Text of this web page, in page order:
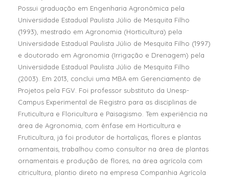
Possui graduação em Engenharia Agronômica pela
Universidade Estadual Paulista Júlio de Mesquita Filho
(1993), mestrado em Agronomia (Horticultura) pela
Universidade Estadual Paulista Júlio de Mesquita Filho (1997)
e doutorado em Agronomia (Irrigação e Drenagem) pela
Universidade Estadual Paulista Júlio de Mesquita Filho
(2003). Em 2013, conclui uma MBA em Gerenciamento de
Projetos pela FGV. Foi professor substituto da Unesp-
Campus Experimental de Registro para as disciplinas de
Fruticultura e Floricultura e Paisagismo. Tem experiência na
área de Agronomia, com ênfase em Horticultura e
Fruticultura, já foi produtor de hortaliças, flores e plantas
ornamentais, trabalhou como consultor na área de plantas
ornamentais e produção de flores, na área agrícola com
citricultura, plantio direto na empresa Companhia Agrícola